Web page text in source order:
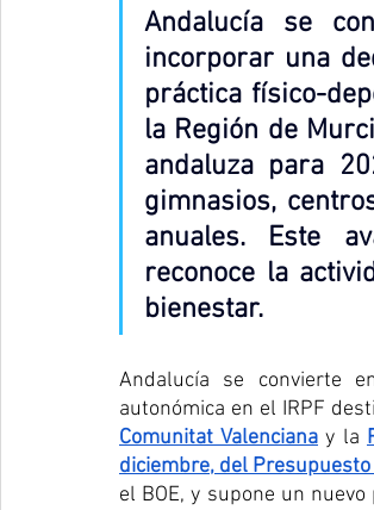
Andalucía se
incorporar una
práctica físico-
la Región de
andaluza para
gimnasios,
anuales. Este
reconoce la
bienestar.
Andalucía se convierte
autonómica en el IRPF
Comunitat Valenciana y la
diciembre, del
el BOE, y supone un